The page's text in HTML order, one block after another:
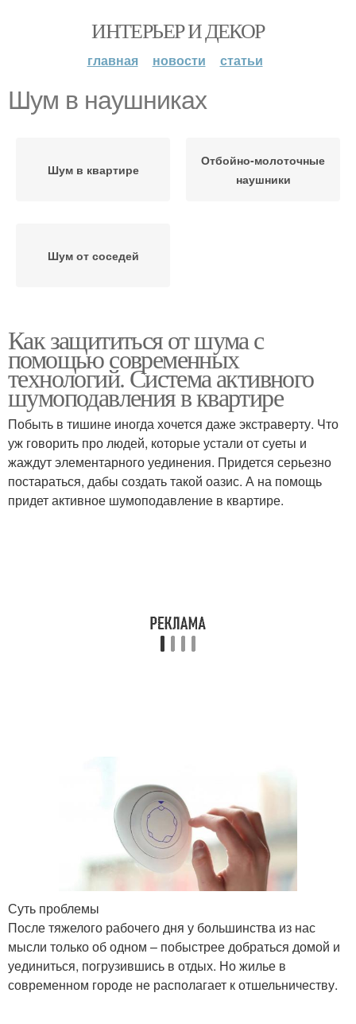
ИНТЕРЬЕР И ДЕКОР
главная новости статьи
Шум в наушниках
Шум в квартире
Отбойно-молоточные
наушники
Шум от соседей
Как защититься от шума с
помощью современных
технологий. Система активного
шумоподавления в квартире
Побыть в тишине иногда хочется даже экстраверту. Что
уж говорить про людей, которые устали от суеты и
жаждут элементарного уединения. Придется серьезно
постараться, дабы создать такой оазис. А на помощь
придет активное шумоподавление в квартире.
Суть проблемы
После тяжелого рабочего дня у большинства из нас
мысли только об одном – побыстрее добраться домой и
уединиться, погрузившись в отдых. Но жилье в
современном городе не располагает к отшельничеству.